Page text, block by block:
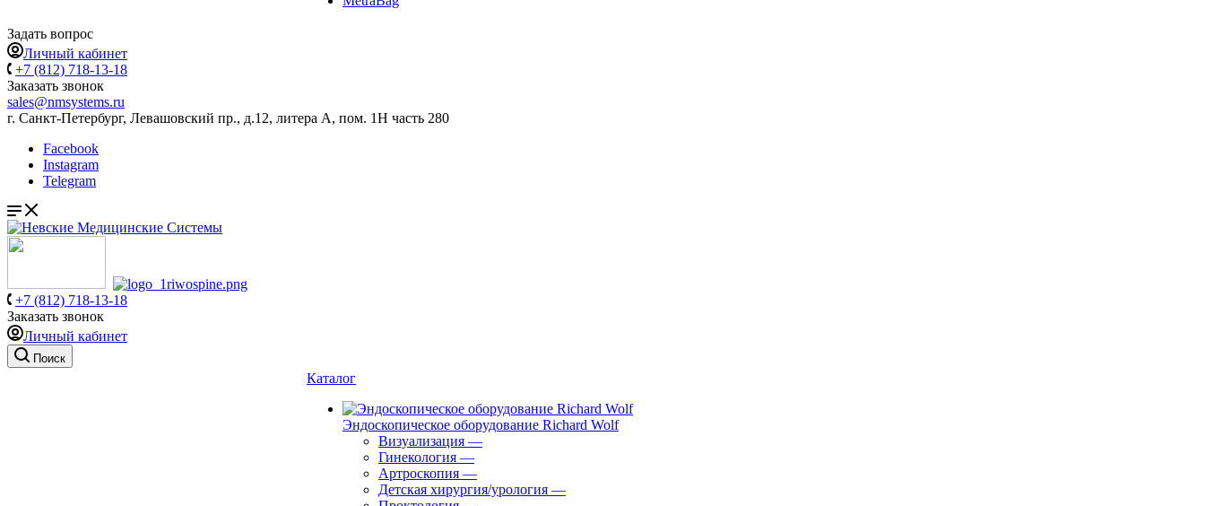
Задать вопрос
Личный кабинет
+7 (812) 718-13-18
Заказать звонок
sales@nmsystems.ru
г. Санкт-Петербург, Левашовский пр., д.12, литера А, пом. 1Н часть 280
Facebook
Instagram
Telegram
+7 (812) 718-13-18
Заказать звонок
Личный кабинет
Поиск
Каталог
Эндоскопическое оборудование Richard Wolf
Визуализация —
Гинекология —
Артроскопия —
Детская хирургия/урология —